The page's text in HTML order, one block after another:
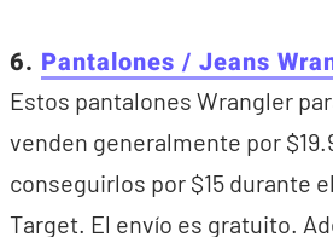
6. Pantalones / Jeans
Estos pantalones Wrangler
venden generalmente por
conseguirlos por $15 durante
Target. El envío es gratuito.